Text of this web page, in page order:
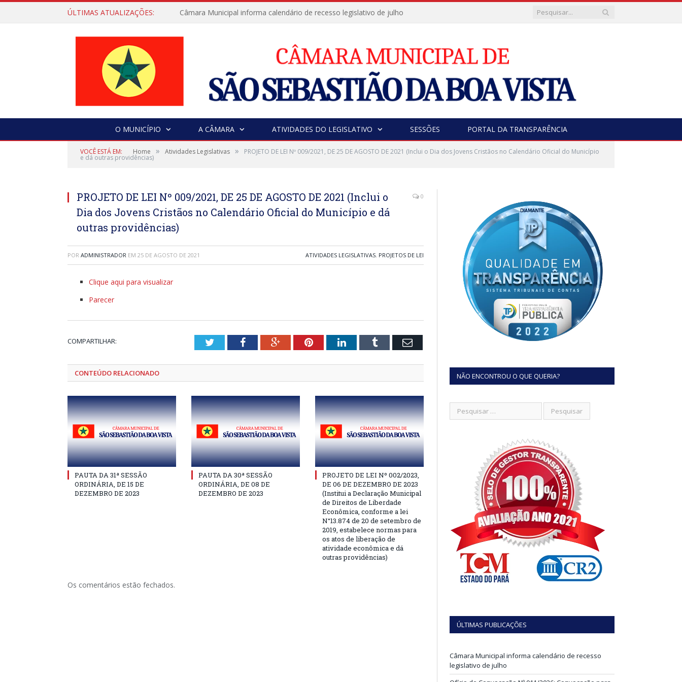
ÚLTIMAS ATUALIZAÇÕES: Câmara Municipal informa calendário de recesso legislativo de julho
O MUNICÍPIO A CÂMARA ATIVIDADES DO LEGISLATIVO SESSÕES PORTAL DA TRANSPARÊNCIA
VOCÊ ESTÁ EM: Home » Atividades Legislativas » PROJETO DE LEI Nº 009/2021, DE 25 DE AGOSTO DE 2021 (Inclui o Dia dos Jovens Cristãos no Calendário Oficial do Município
e dá outras providências)
PROJETO DE LEI Nº 009/2021, DE 25 DE AGOSTO DE 2021 (Inclui o
Dia dos Jovens Cristãos no Calendário Oficial do Município e dá
outras providências)
0
POR ADMINISTRADOR EM 25 DE AGOSTO DE 2021 ATIVIDADES LEGISLATIVAS, PROJETOS DE LEI
Clique aqui para visualizar
Parecer
COMPARTILHAR: TwitterFacebookGoogle+PinterestLinkedInTumblr Email
CONTEÚDO RELACIONADO
PAUTA DA 31ª SESSÃO
ORDINÁRIA, DE 15 DE
DEZEMBRO DE 2023
PAUTA DA 30ª SESSÃO
ORDINÁRIA, DE 08 DE
DEZEMBRO DE 2023
PROJETO DE LEI Nº 002/2023,
DE 06 DE DEZEMBRO DE 2023
(Institui a Declaração Municipal
de Direitos de Liberdade
Econômica, conforme a lei
N°13.874 de 20 de setembro de
2019, estabelece normas para
os atos de liberação de
atividade econômica e dá
outras providências)
Os comentários estão fechados.
NÃO ENCONTROU O QUE QUERIA?
ÚLTIMAS PUBLICAÇÕES
Câmara Municipal informa calendário de recesso
legislativo de julho